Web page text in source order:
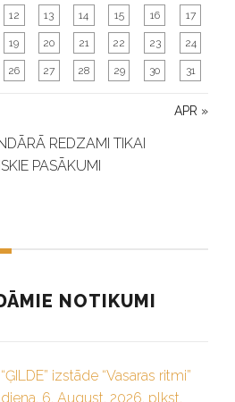
APR »
12 13 14 15 16 17
19 20 21 22 23 24
26 27 28 29 30 31
REDZAMI TIKAI
PASĀKUMI
NOTIKUMI
izstāde “Vasaras ritmi”
6. August, 2026. plkst.